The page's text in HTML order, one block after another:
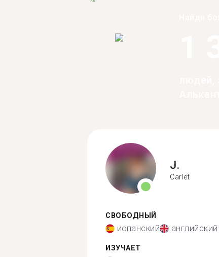
J.
Carlet
СВОБОДНЫЙ
испанский английский
ИЗУЧАЕТ